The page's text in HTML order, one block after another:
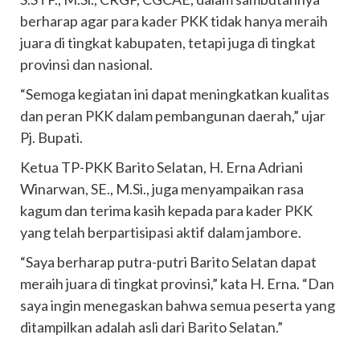
berharap agar para kader PKK tidak hanya meraih
juara di tingkat kabupaten, tetapi juga di tingkat
provinsi dan nasional.
“Semoga kegiatan ini dapat meningkatkan kualitas
dan peran PKK dalam pembangunan daerah,” ujar
Pj. Bupati.
Ketua TP-PKK Barito Selatan, H. Erna Adriani
Winarwan, SE., M.Si., juga menyampaikan rasa
kagum dan terima kasih kepada para kader PKK
yang telah berpartisipasi aktif dalam jambore.
“Saya berharap putra-putri Barito Selatan dapat
meraih juara di tingkat provinsi,” kata H. Erna. “Dan
saya ingin menegaskan bahwa semua peserta yang
ditampilkan adalah asli dari Barito Selatan.”